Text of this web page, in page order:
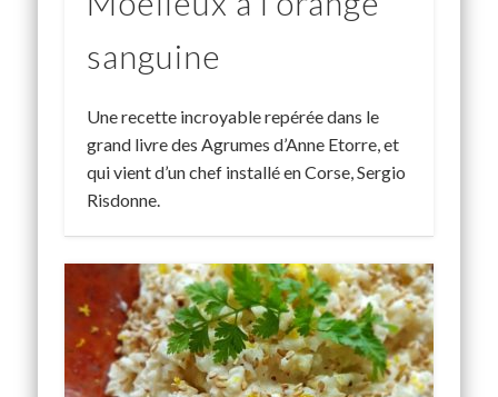
sanguine
Une recette incroyable repérée dans le
grand livre des Agrumes d’Anne Etorre, et
qui vient d’un chef installé en Corse, Sergio
Risdonne.